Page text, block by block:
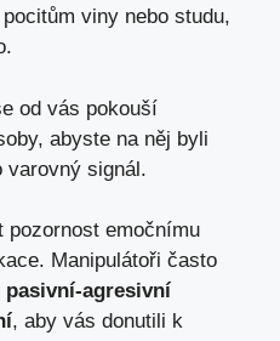
viny nebo studu,
od vás pokouší
abyste na něj byli
signál.
pozornost emočnímu
Manipulátoři často
pasivní-agresivní
, aby vás donutili k